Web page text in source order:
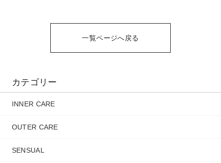
一覧ページへ戻る
カテゴリー
INNER CARE
OUTER CARE
SENSUAL